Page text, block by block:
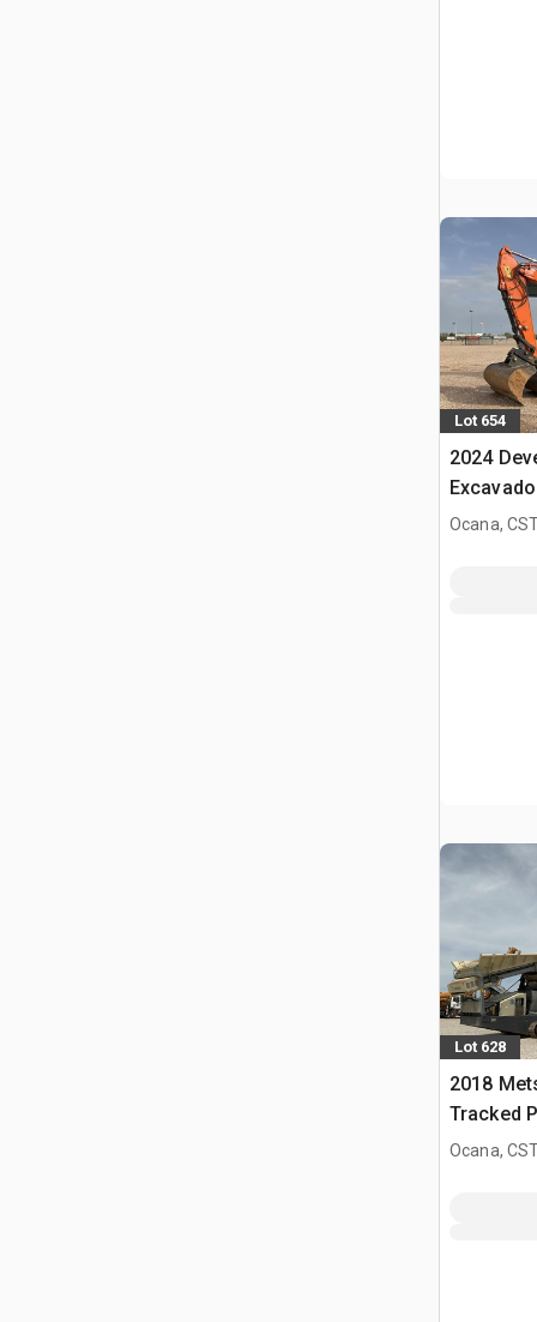
Lot 654
2024
Ocana,
Lot 628
2018
Tracked
Ocana,